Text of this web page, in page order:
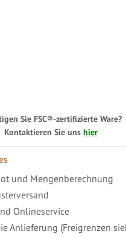
Sie FSC®-zertifizierte Ware?
Kontaktieren Sie uns hier
und Mengenberechnung
Onlineservice
Anlieferung (Freigrenzen